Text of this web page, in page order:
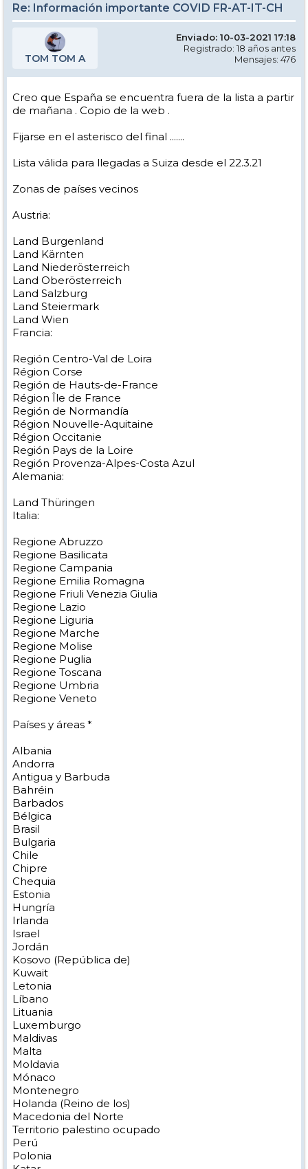
Re: Información importante COVID FR-AT-IT-CH
TOM TOM A
Enviado: 10-03-2021 17:18
Registrado: 18 años antes
Mensajes: 476
Creo que España se encuentra fuera de la lista a partir
de mañana . Copio de la web .
Fijarse en el asterisco del final .......
Lista válida para llegadas a Suiza desde el 22.3.21
Zonas de países vecinos
Austria:
Land Burgenland
Land Kärnten
Land Niederösterreich
Land Oberösterreich
Land Salzburg
Land Steiermark
Land Wien
Francia:
Región Centro-Val de Loira
Région Corse
Región de Hauts-de-France
Région Île de France
Región de Normandía
Région Nouvelle-Aquitaine
Région Occitanie
Región Pays de la Loire
Región Provenza-Alpes-Costa Azul
Alemania:
Land Thüringen
Italia:
Regione Abruzzo
Regione Basilicata
Regione Campania
Regione Emilia Romagna
Regione Friuli Venezia Giulia
Regione Lazio
Regione Liguria
Regione Marche
Regione Molise
Regione Puglia
Regione Toscana
Regione Umbria
Regione Veneto
Países y áreas *
Albania
Andorra
Antigua y Barbuda
Bahréin
Barbados
Bélgica
Brasil
Bulgaria
Chile
Chipre
Chequia
Estonia
Hungría
Irlanda
Israel
Jordán
Kosovo (República de)
Kuwait
Letonia
Líbano
Lituania
Luxemburgo
Maldivas
Malta
Moldavia
Mónaco
Montenegro
Holanda (Reino de los)
Macedonia del Norte
Territorio palestino ocupado
Perú
Polonia